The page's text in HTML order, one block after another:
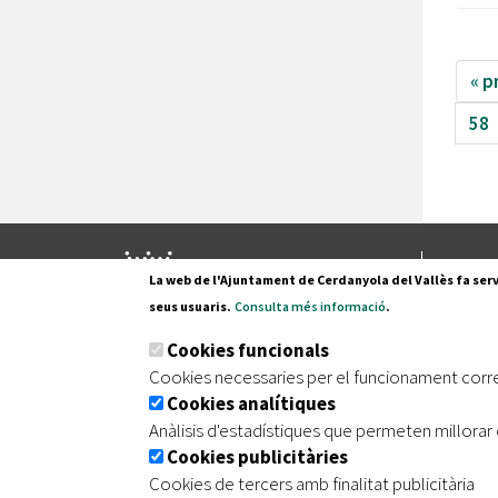
«
58
Pl.
| Avís legal | Protecció de dades
La web de l'Ajuntament de Cerdanyola del Vallès fa
seus usuaris. Consulta més informació.
Cookies funcionals
Cookies necessaries per el funcionament
Cookies analítiques
Anàlisis d'estadístiques que permeten
Cookies publicitàries
Cookies de tercers amb finalitat publicitària